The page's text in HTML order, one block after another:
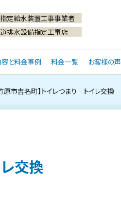
と料金事例 料金一覧 お客様の声
定給水装置工事事業者
排水設備指定工事店
原市吉名町】トイレつまり トイレ交換
交換